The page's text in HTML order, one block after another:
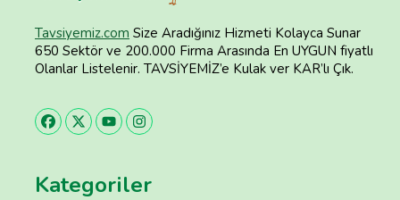
Tavsiyemiz.com Size Aradığınız Hizmeti Kolayca Sunar
650 Sektör ve 200.000 Firma Arasında En UYGUN fiyatlı
Olanlar Listelenir. TAVSİYEMİZ’e Kulak ver KAR’lı Çık.
Kategoriler